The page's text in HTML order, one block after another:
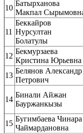
10
Батырханова
Макпал
11
Беккайров
Нурсултан
Болатулы
12
Бекмурзаева
Кристина Юрьевна
13
Белянов Александр
Петрович
14
Бинали Айжан
Бауржанкызы
15
Бугимбаева Чинара
Чаймардановна